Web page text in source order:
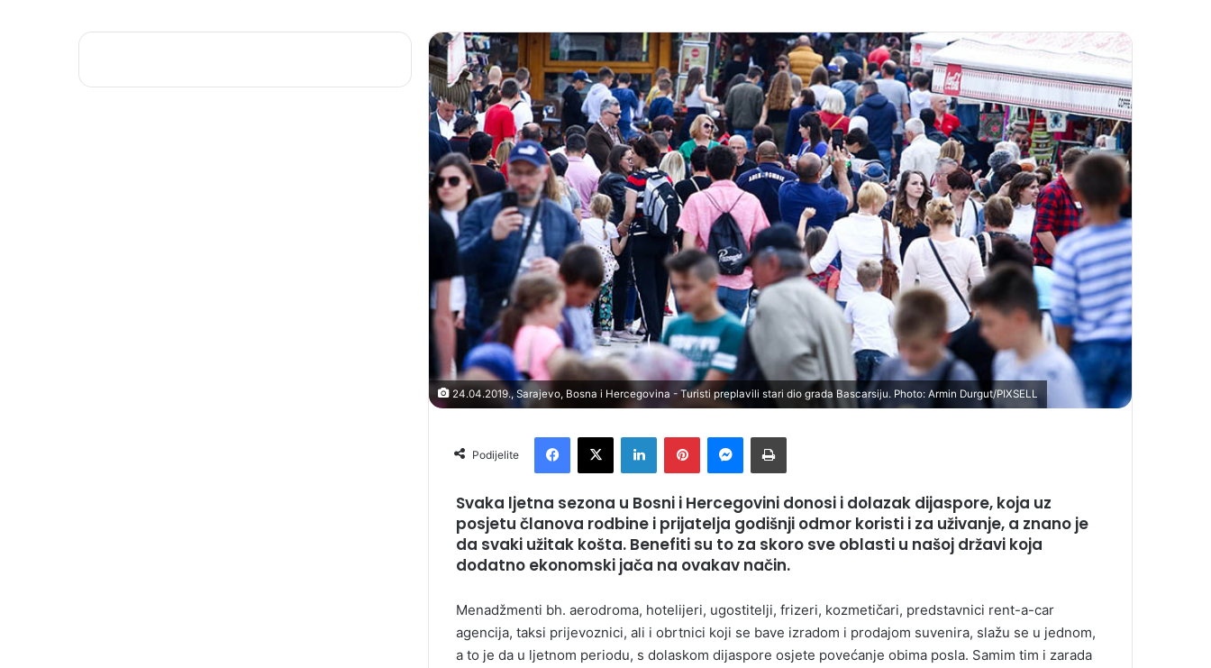
24.04.2019., Sarajevo, Bosna i Hercegovina - Turisti preplavili stari dio grada Bascarsiju. Photo: Armin Durgut/PIXSELL
Podijelite
Svaka ljetna sezona u Bosni i Hercegovini donosi i dolazak dijaspore, koja uz
posjetu članova rodbine i prijatelja godišnji odmor koristi i za uživanje, a znano je
da svaki užitak košta. Benefiti su to za skoro sve oblasti u našoj državi koja
dodatno ekonomski jača na ovakav način.
Menadžmenti bh. aerodroma, hotelijeri, ugostitelji, frizeri, kozmetičari, predstavnici rent-a-car
agencija, taksi prijevoznici, ali i obrtnici koji se bave izradom i prodajom suvenira, slažu se u jednom,
a to je da u ljetnom periodu, s dolaskom dijaspore osjete povećanje obima posla. Samim tim i zarada